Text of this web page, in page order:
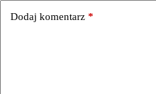
Dodaj komentarz *